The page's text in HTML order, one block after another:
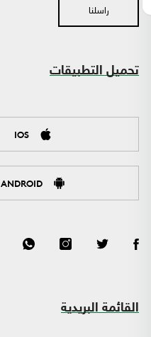
راسلنا
تحميل التطبيقات
IOS
ANDROID
القائمة البريدية